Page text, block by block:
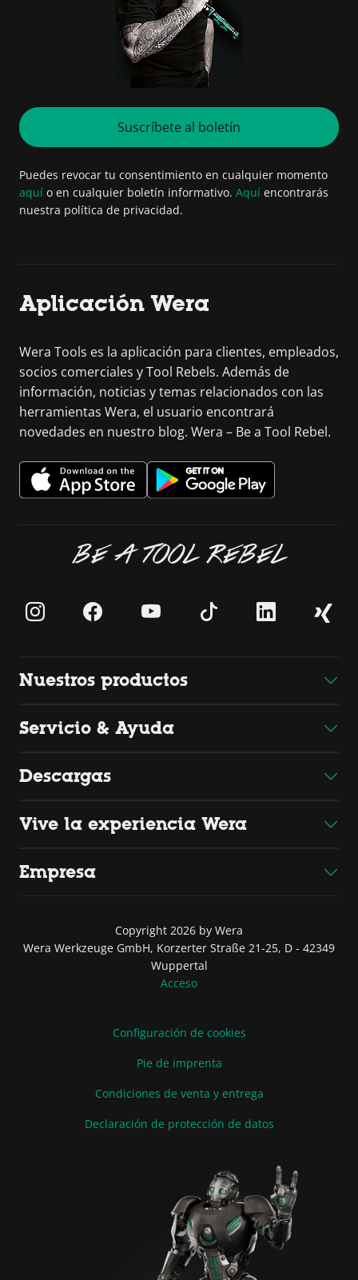
Suscríbete al boletín
Puedes revocar tu consentimiento en cualquier momento
aquí o en cualquier boletín informativo. Aquí encontrarás
nuestra política de privacidad.
Aplicación Wera
Wera Tools es la aplicación para clientes, empleados,
socios comerciales y Tool Rebels. Además de
información, noticias y temas relacionados con las
herramientas Wera, el usuario encontrará
novedades en nuestro blog. Wera – Be a Tool Rebel.
BE A TOOL REBEL
Nuestros productos
Servicio & Ayuda
Descargas
Vive la experiencia Wera
Empresa
Copyright 2026 by Wera
Wera Werkzeuge GmbH, Korzerter Straße 21-25, D - 42349
Wuppertal
Acceso
Configuración de cookies
Pie de imprenta
Condiciones de venta y entrega
Declaración de protección de datos